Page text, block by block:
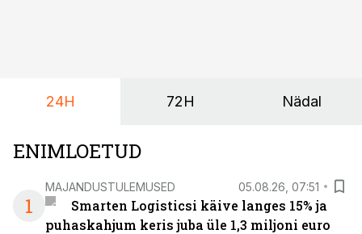
24H 72H Nädal
ENIMLOETUD
1
MAJANDUSTULEMUSED 05.08.26, 07:51
Smarten Logisticsi käive langes 15% ja
puhaskahjum keris juba üle 1,3 miljoni euro